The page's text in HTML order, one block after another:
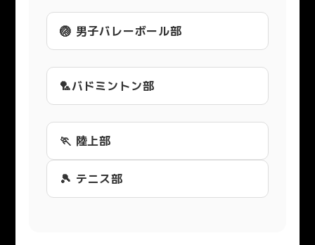
🏐 男子バレーボール部
🏸バドミントン部
🏃 陸上部
🎾 テニス部